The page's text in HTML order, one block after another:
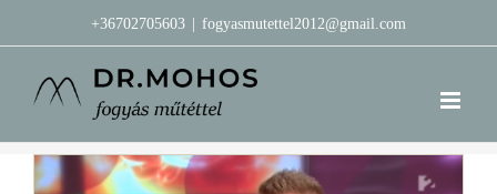
+36702705603 fogyasmutettel2012@gmail.com